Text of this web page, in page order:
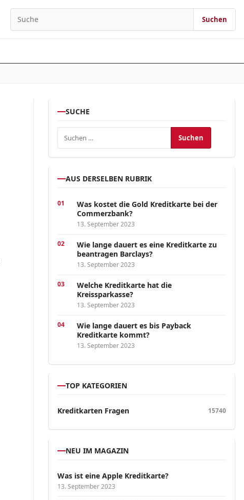
Search for: Suchen
SUCHE
Suchen nach:
AUS DERSELBEN RUBRIK
Was kostet die Gold Kreditkarte bei der
Commerzbank?
13. September 2023
Wie lange dauert es eine Kreditkarte zu
beantragen Barclays?
13. September 2023
Welche Kreditkarte hat die
Kreissparkasse?
13. September 2023
Wie lange dauert es bis Payback
Kreditkarte kommt?
13. September 2023
TOP KATEGORIEN
Kreditkarten Fragen 15740
NEU IM MAGAZIN
Was ist eine Apple Kreditkarte?
13. September 2023